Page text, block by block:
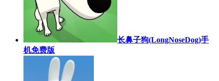
长鼻子狗(LongNoseDog)手
机免费版